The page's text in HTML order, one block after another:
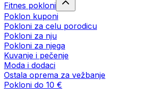
Fitnes pokloni
Poklon kuponi
Pokloni za celu porodicu
Pokloni za nju
Pokloni za njega
Kuvanje i pečenje
Moda i dodaci
Ostala oprema za vežbanje
Pokloni do 10 €